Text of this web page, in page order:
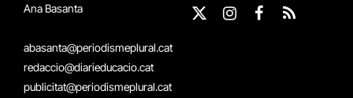
Ana Basanta
abasanta@periodismeplural.cat
redaccio@diarieducacio.cat
publicitat@periodismeplural.cat
X
Instagram
Facebook
RSS